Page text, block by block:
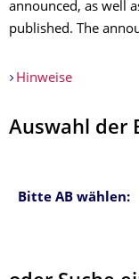
announced, as well
published. The
Hinweise
Auswahl der
Bitte AB wählen: